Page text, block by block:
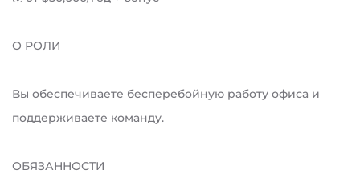
О РОЛИ
Вы обеспечиваете бесперебойную работу офиса и
поддерживаете команду.
ОБЯЗАННОСТИ